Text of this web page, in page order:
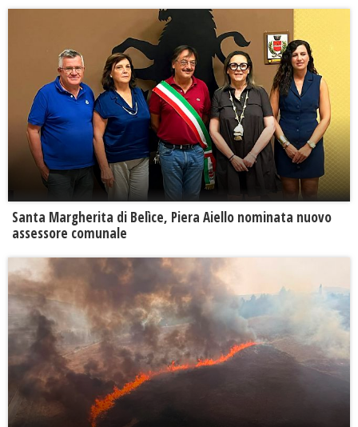
Santa Margherita di Belìce, Piera Aiello nominata nuovo
assessore comunale